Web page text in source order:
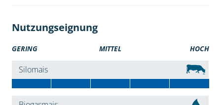
Nutzungseignung
GERING MITTEL HOCH
Silomais